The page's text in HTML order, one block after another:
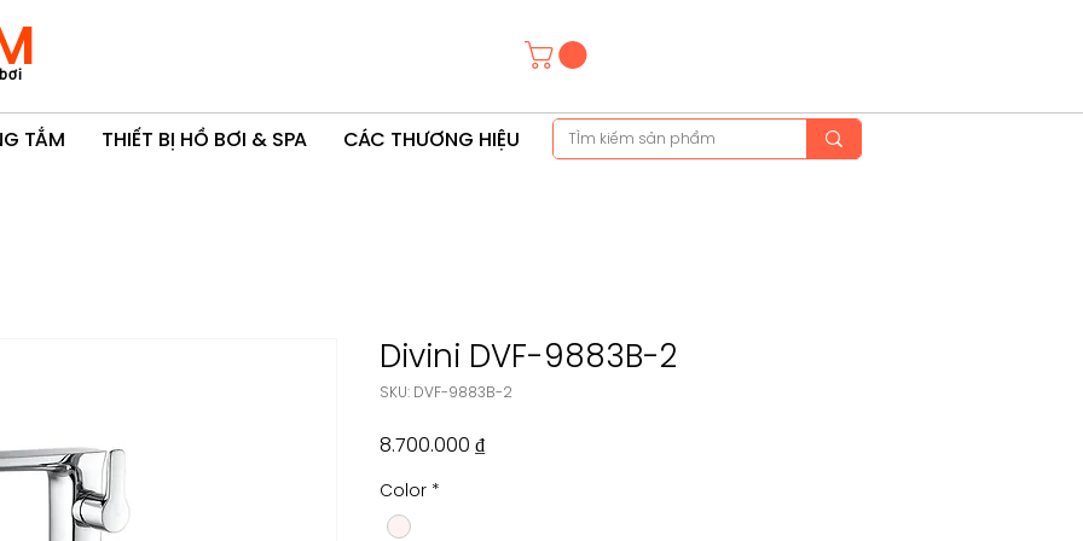
TẮM THIẾT BỊ HỒ BƠI & SPA CÁC THƯƠNG HIỆU
Divini DVF-9883B-2
SKU: DVF-9883B-2
8.700.000 ₫Giá
Color *